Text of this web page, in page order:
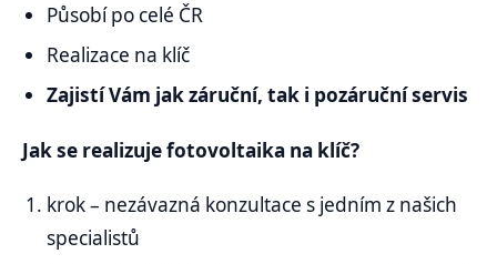
Působí po celé ČR
Realizace na klíč
ZajistíVám jakzáruční, tak i pozáruční servis
Jak se realizuje fotovoltaika na klíč?
krok – nezávazná konzultace s jedním z našich
specialistů